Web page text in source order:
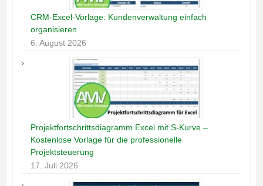
CRM-Excel-Vorlage: Kundenverwaltung einfach
organisieren
6. August 2026
Projektfortschrittsdiagramm Excel mit S-Kurve –
Kostenlose Vorlage für die professionelle
Projektsteuerung
17. Juli 2026